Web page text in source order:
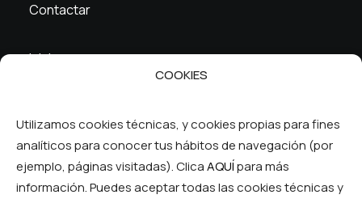
COOKIES
Utilizamos cookies técnicas, y cookies propias para fines
analíticos para conocer tus hábitos de navegación (por
ejemplo, páginas visitadas). ClicaAQUÍpara más
información. Puedes aceptar todas las cookies técnicas y
Contactar
Inicio
FAQ
Síguenos en las RRSS